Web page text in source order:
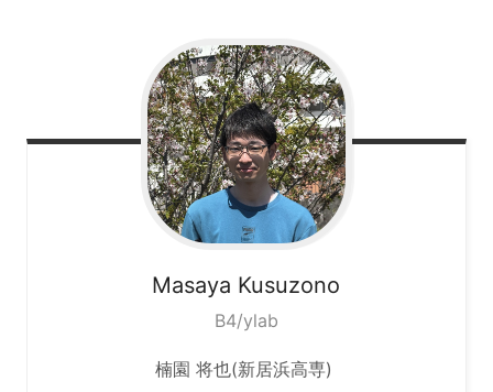
Masaya Kusuzono
B4/ylab
楠園 将也(新居浜高専)